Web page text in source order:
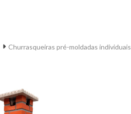
Churrasqueiras pré-moldadas individuais